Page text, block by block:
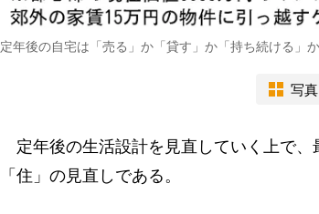
定年後の自宅は「売る」か「貸す」か「持ち続ける」か
写
定年後の生活設計を見直していく上で、
「住」の見直しである。